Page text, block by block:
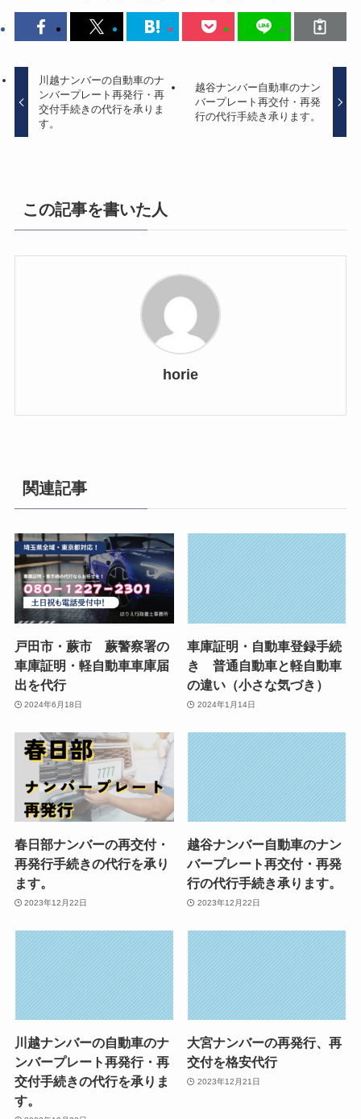
川越ナンバーの自動車のナ
ンバープレート再発行・再
交付手続きの代行を承りま
す。
越谷ナンバー自動車のナン
バープレート再交付・再発
行の代行手続き承ります。
この記事を書いた人
horie
関連記事
戸田市・蕨市 蕨警察署の
車庫証明・軽自動車車庫届
出を代行
2024年6月18日
車庫証明・自動車登録手続
き 普通自動車と軽自動車
の違い（小さな気づき）
2024年1月14日
春日部ナンバーの再交付・
再発行手続きの代行を承り
ます。
2023年12月22日
越谷ナンバー自動車のナン
バープレート再交付・再発
行の代行手続き承ります。
2023年12月22日
川越ナンバーの自動車のナ
ンバープレート再発行・再
交付手続きの代行を承りま
す。
大宮ナンバーの再発行、再
交付を格安代行
2023年12月21日